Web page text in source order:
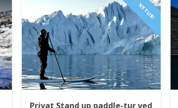
NY TUR!
Privat Stand up paddle-tur ved